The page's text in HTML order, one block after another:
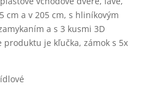
cm a v 205 cm, s hliníkovým
a s 3 kusmi 3D
produktu je kľučka, zámok s 5x
Nevyhnutné
Tieto súbory
cookie nie sú